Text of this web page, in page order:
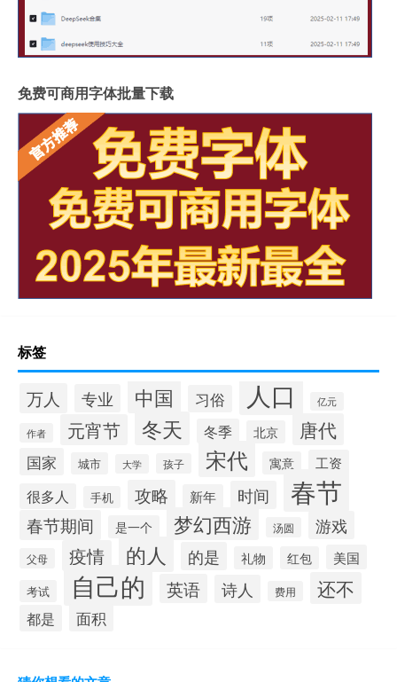
免费可商用字体批量下载
标签
万人 专业 中国 习俗 人口 亿元
作者 元宵节 冬天 冬季 北京 唐代
国家 城市 大学 孩子 宋代 寓意 工资
很多人 手机 攻略 新年 时间 春节
春节期间 是一个 梦幻西游 汤圆 游戏
父母 疫情 的人 的是 礼物 红包 美国
考试 自己的 英语 诗人 费用 还不
都是 面积